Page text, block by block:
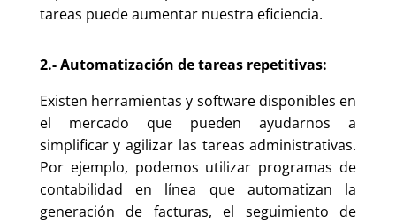
tareas puede aumentar nuestra eficiencia.
2.- Automatización de tareas repetitivas:
Existen herramientas y software disponibles en
el mercado que pueden ayudarnos a
simplificar y agilizar las tareas administrativas.
Por ejemplo, podemos utilizar programas de
contabilidad en línea que automatizan la
generación de facturas, el seguimiento de